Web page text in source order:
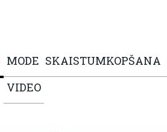
MODE SKAISTUMKOPŠANA
VIDEO